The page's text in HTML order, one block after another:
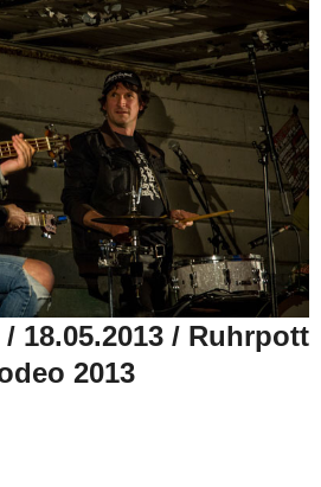
/ 18.05.2013 / Ruhrpott
2013